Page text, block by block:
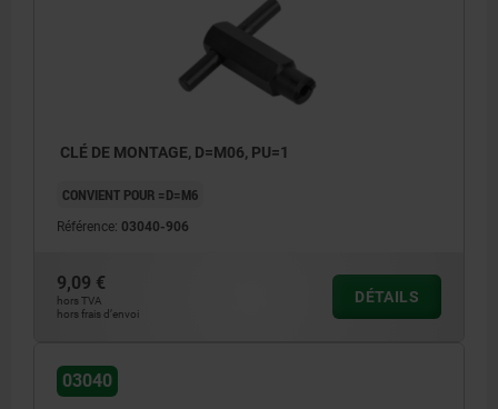
CLÉ DE MONTAGE, D=M06, PU=1
CONVIENT POUR =D=M6
Référence: 03040-906
9,09 €
hors TVA
hors frais d’envoi
DÉTAILS
03040